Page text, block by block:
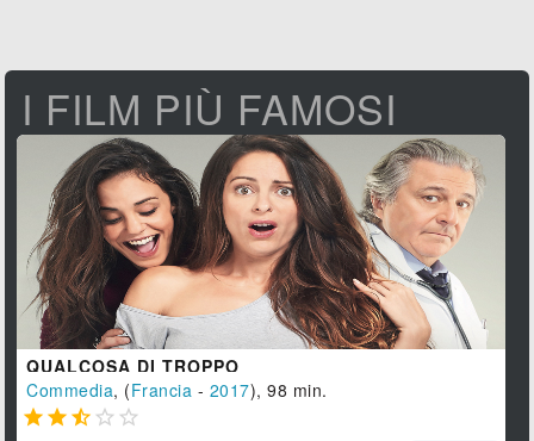
I FILM PIÙ FAMOSI
QUALCOSA DI TROPPO
Commedia, (Francia - 2017), 98 min.
    